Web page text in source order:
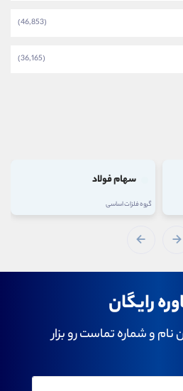
(46,853)
(36,165)
سهام فولاد
گروه فلزات اساسی
رایگان
نام و شماره تماست رو بزار